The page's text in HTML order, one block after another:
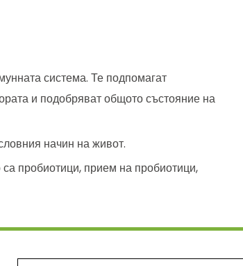
система. Те подпомагат
и подобряват общото състояние на
начин на живот.
пробиотици, прием на пробиотици,